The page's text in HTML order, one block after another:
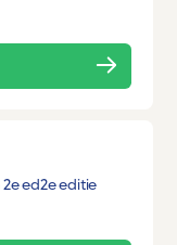
ed2e editie